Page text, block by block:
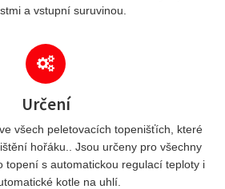
a vstupní suruvinou.
Určení
všech peletovacích topenišťích, které
hořáku.. Jsou určeny pro všechny
topení s automatickou regulací teploty i
kotle na uhlí.